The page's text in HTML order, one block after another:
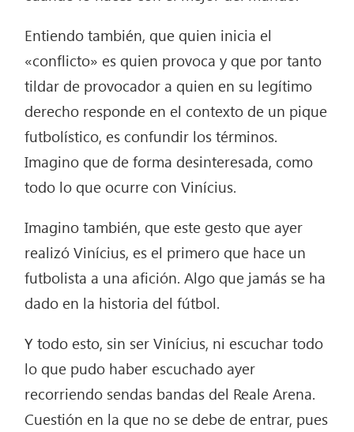
Entiendo también, que quien inicia el
«conflicto» es quien provoca y que por tanto
tildar de provocador a quien en su legítimo
derecho responde en el contexto de un pique
futbolístico, es confundir los términos.
Imagino que de forma desinteresada, como
todo lo que ocurre con Vinícius.
Imagino también, que este gesto que ayer
realizó Vinícius, es el primero que hace un
futbolista a una afición. Algo que jamás se ha
dado en la historia del fútbol.
Y todo esto, sin ser Vinícius, ni escuchar todo
lo que pudo haber escuchado ayer
recorriendo sendas bandas del Reale Arena.
Cuestión en la que no se debe de entrar, pues